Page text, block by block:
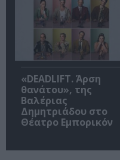
«DEADLIFT. Άρση
θανάτου», της
Βαλέριας
Δημητριάδου στο
Θέατρο Εμπορικόν